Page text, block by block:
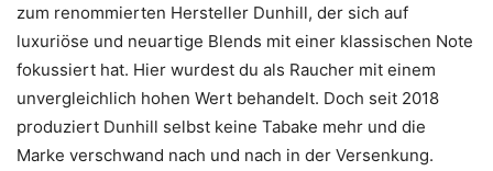
zum renommierten Hersteller Dunhill, der sich auf
luxuriöse und neuartige Blends mit einer klassischen Note
fokussiert hat. Hier wurdest du als Raucher mit einem
unvergleichlich hohen Wert behandelt. Doch seit 2018
produziert Dunhill selbst keine Tabake mehr und die
Marke verschwand nach und nach in der Versenkung.